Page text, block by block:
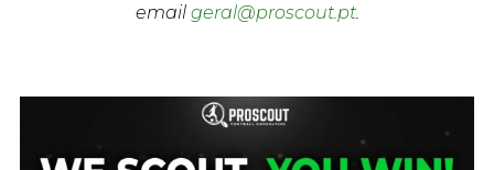
email geral@proscout.pt.